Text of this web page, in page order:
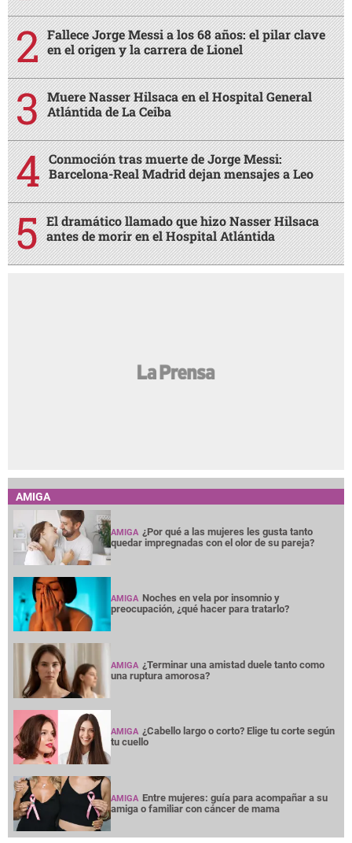
Fallece Jorge Messi a los 68 años: el pilar clave
en el origen y la carrera de Lionel
Muere Nasser Hilsaca en el Hospital General
Atlántida de La Ceiba
Conmoción tras muerte de Jorge Messi:
Barcelona-Real Madrid dejan mensajes a Leo
El dramático llamado que hizo Nasser Hilsaca
antes de morir en el Hospital Atlántida
AMIGA
AMIGA ¿Por qué a las mujeres les gusta tanto
quedar impregnadas con el olor de su pareja?
AMIGA Noches en vela por insomnio y
preocupación, ¿qué hacer para tratarlo?
AMIGA ¿Terminar una amistad duele tanto como
una ruptura amorosa?
AMIGA ¿Cabello largo o corto? Elige tu corte según
tu cuello
AMIGA Entre mujeres: guía para acompañar a su
amiga o familiar con cáncer de mama